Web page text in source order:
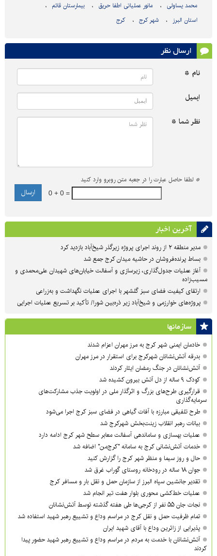
محمد یساولی
مانور عملیاتی اطفا حریق
بیمارستان قائم
استان البرز
شهر کرج کرج
ارسال نظر
نام *
ایمیل
نظر شما *
* لطفا حاصل عبارت را در جعبه متن روبرو وارد کنید
0 + 0 =
آخرین اخبار
مدیر منطقه ۲ از روند اجرای پروژه زیرگذر شیخ‌آباد بازدید کرد
بساط پرنده‌فروشان در حاشیه میدان کرج جمع شد
آغاز عملیات جدول‌گذاری، زیرسازی و آسفالت خیابان‌های شهیدان علی‌محمدی و
مسیب‌زاده
ارتقای کیفیت فضای سبز گلشهر با اجرای عملیات نگهداشت و به‌زراعی
پروژه‌های خوارزمی و شیخ‌آباد زیر ذره‌بین شورا/ تأکید بر تسریع عملیات اجرایی
سازمان‎ها
خادمان ایمنی شهر کرج به مرز مهران اعزام شدند
بدرقه آتش‌نشانان شهرکرج برای استقرار در مرز مهران
آتش‌نشانان در جنگ رمضان ایثار کردند
کودک ۹ ساله از دل آتش بیرون کشیده شد
قرارگیری طرح‌های بزرگ و اثرگذار ملی در اولویت‌ جذب مشارکت‌های
سرمایه‌گذاری
طرح تلفیقی مبارزه با آفات گیاهی در فضای سبز کرج اجرا می‌شود
بیانات رهبر انقلاب زینت‌بخش شهرکرج شد
عملیات بهسازی و ساماندهی آسفالت معابر سطح شهر کرج ادامه دارد
خدمات آتش‌نشانی کرج به سامانه "کرج‌من" اضافه شد
حال و روز سیما و منظر شهر کرج را گزارش کنید
جوان ۱۸ ساله در رودخانه روستای گوراب غرق شد
تقدیر جانشین سپاه البرز از سازمان حمل و نقل بار و مسافر کرج
عملیات خط‌کشی محوری بلوار هفت تیر انجام شد
نجات جان ۵۵ نفر از کرجی‌ها طی هفته گذشته توسط آتش‌نشانان
تمام ظرفیت حمل و نقل کرج در مراسم وداع و تشییع رهبر شهید استفاده شد
پذیرایی از زائرین وداع با آقای شهید ایران
آتش‌نشانان با خدمت به مردم در مراسم وداع و تشییع رهبر شهید حضور پیدا
کردند